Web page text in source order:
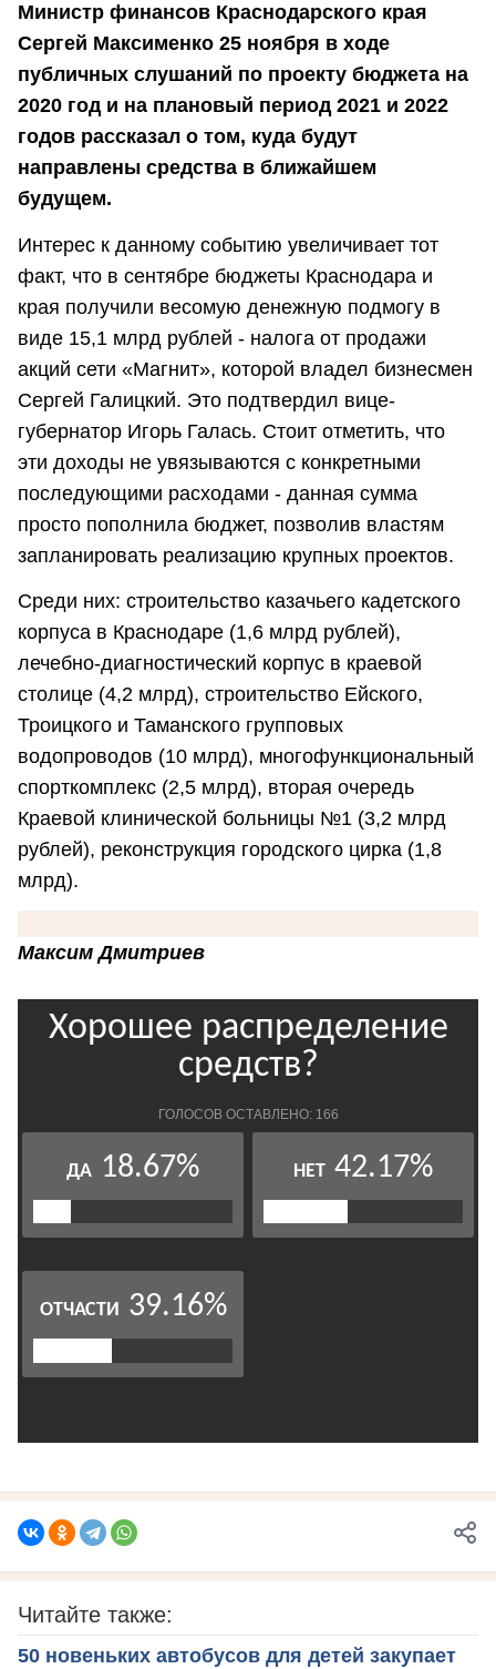
Министр финансов Краснодарского края
Сергей Максименко 25 ноября в ходе
публичных слушаний по проекту бюджета на
2020 год и на плановый период 2021 и 2022
годов рассказал о том, куда будут
направлены средства в ближайшем
будущем.
Интерес к данному событию увеличивает тот
факт, что в сентябре бюджеты Краснодара и
края получили весомую денежную подмогу в
виде 15,1 млрд рублей - налога от продажи
акций сети «Магнит», которой владел бизнесмен
Сергей Галицкий. Это подтвердил вице-
губернатор Игорь Галась. Стоит отметить, что
эти доходы не увязываются с конкретными
последующими расходами - данная сумма
просто пополнила бюджет, позволив властям
запланировать реализацию крупных проектов.
Среди них: строительство казачьего кадетского
корпуса в Краснодаре (1,6 млрд рублей),
лечебно-диагностический корпус в краевой
столице (4,2 млрд), строительство Ейского,
Троицкого и Таманского групповых
водопроводов (10 млрд), многофункциональный
спорткомплекс (2,5 млрд), вторая очередь
Краевой клинической больницы №1 (3,2 млрд
рублей), реконструкция городского цирка (1,8
млрд).
Максим Дмитриев
Читайте также:
50 новеньких автобусов для детей закупает